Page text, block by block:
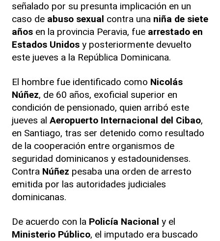
señalado por su presunta implicación en un
caso de abuso sexual contra una niña de siete
años en la provincia Peravia, fue arrestado en
Estados Unidos y posteriormente devuelto
este jueves a la República Dominicana.
El hombre fue identificado como Nicolás
Núñez, de 60 años, exoficial superior en
condición de pensionado, quien arribó este
jueves al Aeropuerto Internacional del Cibao,
en Santiago, tras ser detenido como resultado
de la cooperación entre organismos de
seguridad dominicanos y estadounidenses.
Contra Núñez pesaba una orden de arresto
emitida por las autoridades judiciales
dominicanas.
De acuerdo con la Policía Nacional y el
Ministerio Público, el imputado era buscado